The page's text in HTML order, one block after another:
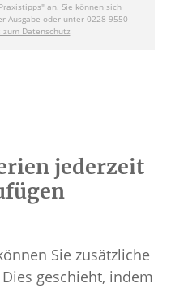
jederzeit
Sie zusätzliche
geschieht, indem